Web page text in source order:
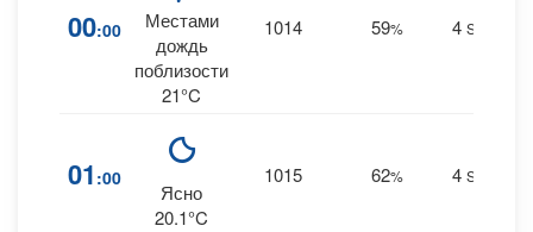
00:00
Местами
дождь
поблизости
21°C
1014 59% 4 SSE
01 :00
Ясно
20.1°C
1015 62% 4 SSE